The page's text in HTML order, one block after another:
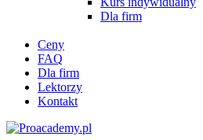
Dla firm
Ceny
FAQ
Dla firm
Lektorzy
Kontakt